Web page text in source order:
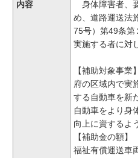
内容
身体障害者、
め、道路運送法
75号）第49条第
実施する者に対
【補助対象事業】​​
府の区域内で実
する自動車を新
自動車をより身
向上に資するよ
【補助金の額】
福祉有償運送車